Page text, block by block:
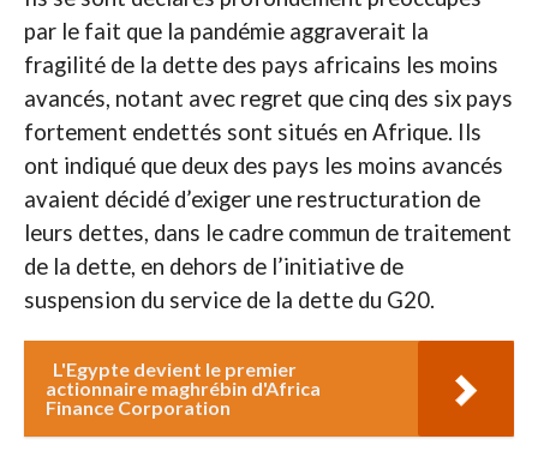
par le fait que la pandémie aggraverait la
fragilité de la dette des pays africains les moins
avancés, notant avec regret que cinq des six pays
fortement endettés sont situés en Afrique. Ils
ont indiqué que deux des pays les moins avancés
avaient décidé d’exiger une restructuration de
leurs dettes, dans le cadre commun de traitement
de la dette, en dehors de l’initiative de
suspension du service de la dette du G20.
L'Egypte devient le premier
actionnaire maghrébin d'Africa
Finance Corporation